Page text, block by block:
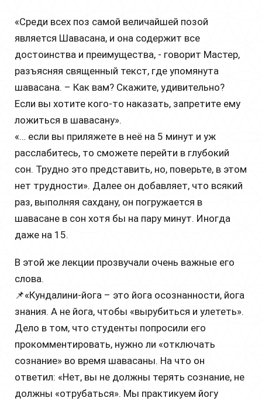
«Среди всех поз самой величайшей позой
является Шавасана, и она содержит все
достоинства и преимущества, - говорит Мастер,
разъясняя священный текст, где упомянута
шавасана. – Как вам? Скажите, удивительно?
Если вы хотите кого-то наказать, запретите ему
ложиться в шавасану».
«… если вы приляжете в неё на 5 минут и уж
расслабитесь, то сможете перейти в глубокий
сон. Трудно это представить, но, поверьте, в этом
нет трудности». Далее он добавляет, что всякий
раз, выполняя сахдану, он погружается в
шавасане в сон хотя бы на пару минут. Иногда
даже на 15.
В этой же лекции прозвучали очень важные его
слова.
📌«Кундалини-йога – это йога осознанности, йога
знания. А не йога, чтобы «вырубиться и улететь».
Дело в том, что студенты попросили его
прокомментировать, нужно ли «отключать
сознание» во время шавасаны. На что он
ответил: «Нет, вы не должны терять сознание, не
должны «отрубаться». Мы практикуем йогу